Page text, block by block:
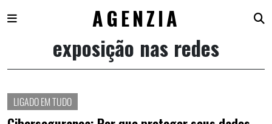
content
AGENZIA
exposição nas redes
LIGADO EM TUDO